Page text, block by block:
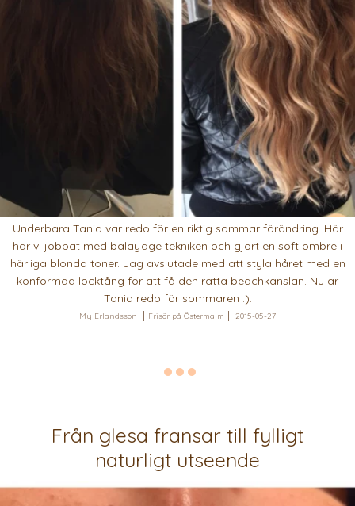
Underbara Tania var redo för en riktig sommar förändring. Här
har vi jobbat med balayage tekniken och gjort en soft ombre i
härliga blonda toner. Jag avslutade med att styla håret med en
konformad locktång för att få den rätta beachkänslan. Nu är
Tania redo för sommaren :).
My Erlandsson Frisör på Östermalm 2015-05-27
Från glesa fransar till fylligt
naturligt utseende